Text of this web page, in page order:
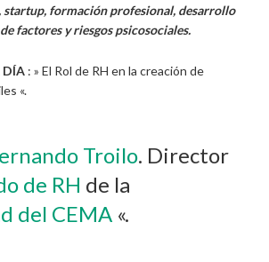
startup, formación profesional, desarrollo
factores y riesgos psicosociales.
DÍA : » El Rol de RH en la creación de
«.
Troilo. Director
de RH de la
del CEMA «.